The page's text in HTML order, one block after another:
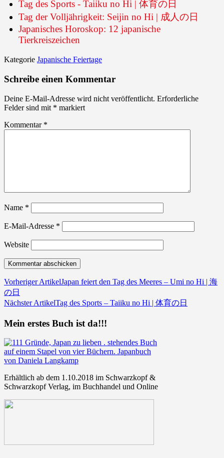
Tag des Sports - Taiiku no Hi | 体育の日
Tag der Volljährigkeit: Seijin no Hi | 成人の日
Japanisches Horoskop: 12 japanische
Tierkreiszeichen
Kategorie Japanische Feiertage
Schreibe einen Kommentar
Deine E-Mail-Adresse wird nicht veröffentlicht. Erforderliche
Felder sind mit * markiert
Kommentar *
Name *
E-Mail-Adresse *
Website
Vorheriger ArtikelJapan feiert den Tag des Meeres – Umi no Hi | 海
の日
Nächster ArtikelTag des Sports – Taiiku no Hi | 体育の日
Mein erstes Buch ist da!!!
Erhältlich ab dem 1.10.2018 im Schwarzkopf &
Schwarzkopf Verlag, im Buchhandel und Online